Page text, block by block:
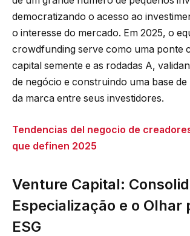
democratizando o acesso ao
o interesse do mercado. Em 2025, o
crowdfunding serve como uma ponte
capital semente e as rodadas A,
de negócio e construindo uma base de
da marca entre seus investidores.
Tendencias del negocio de
que definen 2025
Venture Capital:
Especialização e o Olhar
ESG